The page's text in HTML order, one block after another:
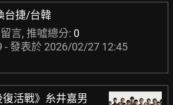
台捷/台韓
留言, 推噓總分: 0
- 發表於 2026/02/27 12:45
活戰》糸井嘉男